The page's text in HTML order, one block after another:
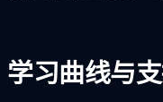
学习曲线与